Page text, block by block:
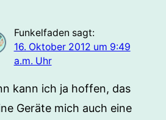
Funkelfaden sagt:
16. Oktober 2012 um 9:49
a.m. Uhr
kann ich ja hoffen, das
Geräte mich auch eine